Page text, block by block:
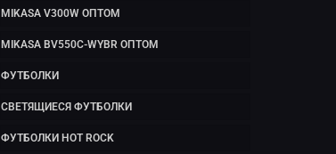
MIKASA V300W ОПТОМ
MIKASA BV550C-WYBR ОПТОМ
ФУТБОЛКИ
СВЕТЯЩИЕСЯ ФУТБОЛКИ
ФУТБОЛКИ HOT ROCK